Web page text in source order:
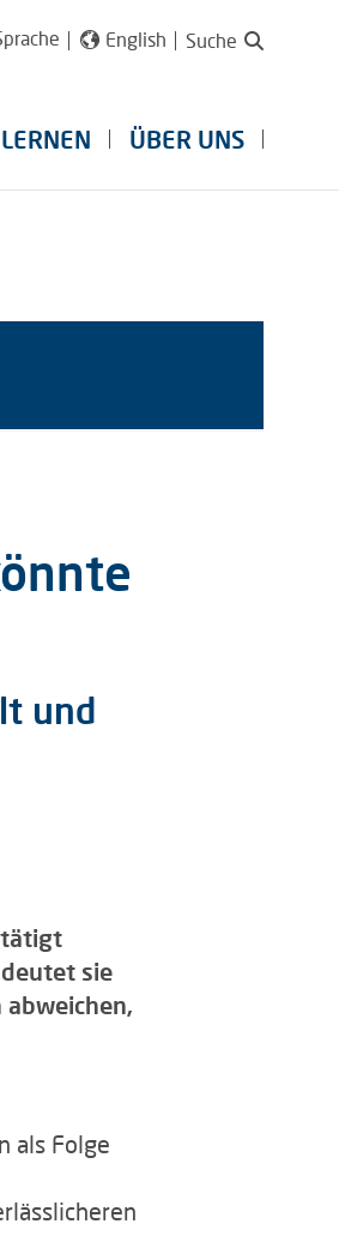
English Suche
ÜBER UNS
und
sie
als Folge